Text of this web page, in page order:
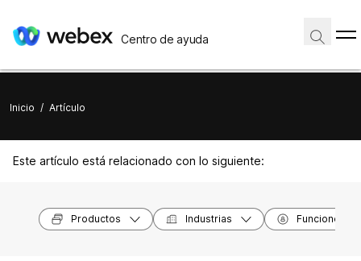
Centro de ayuda
Inicio / Artículo
Este artículo está relacionado con lo siguiente:
Productos Industrias Funciones